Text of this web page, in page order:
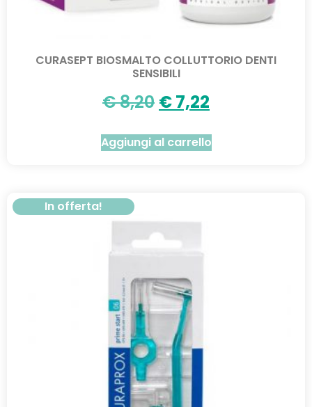
CURASEPT BIOSMALTO COLLUTTORIO DENTI
SENSIBILI
€8,20 €7,22
Aggiungi al carrello
In offerta!